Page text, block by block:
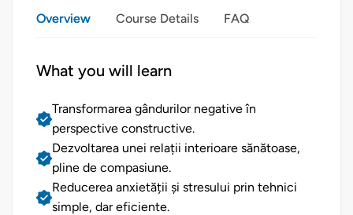
Overview Course Details FAQ
What you will learn
Transformarea gândurilor negative în
perspective constructive.
Dezvoltarea unei relații interioare sănătoase,
pline de compasiune.
Reducerea anxietății și stresului prin tehnici
simple, dar eficiente.